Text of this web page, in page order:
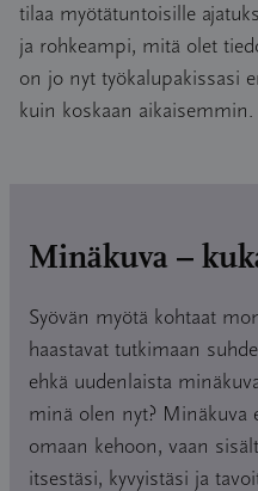
tilaa myötätuntoisille
ja rohkeampi, mitä olet
on jo nyt työkalupakissasi
kuin koskaan aikaisemmin.
Minäkuva –
Syövän myötä kohtaat
haastavat tutkimaan
ehkä uudenlaista
minä olen nyt? Minäkuva
omaan kehoon, vaan
itsestäsi, kyvyistäsi ja